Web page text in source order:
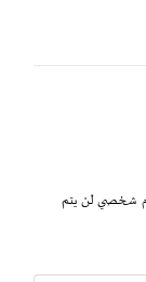
شخصي لن يتم